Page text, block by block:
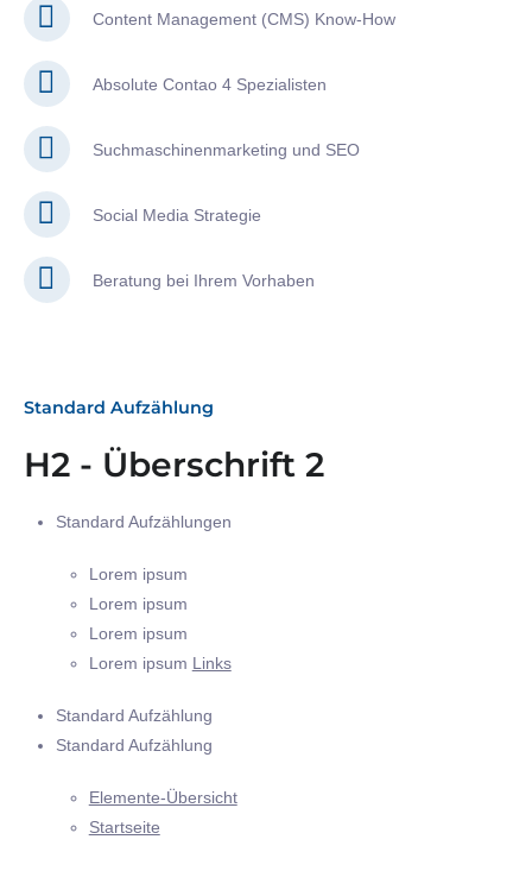
Content Management (CMS) Know-How
Absolute Contao 4 Spezialisten
Suchmaschinenmarketing und SEO
Social Media Strategie
Beratung bei Ihrem Vorhaben
Standard Aufzählung
H2 - Überschrift 2
Standard Aufzählungen
Lorem ipsum
Lorem ipsum
Lorem ipsum
Lorem ipsum Links
Standard Aufzählung
Standard Aufzählung
Elemente-Übersicht
Startseite